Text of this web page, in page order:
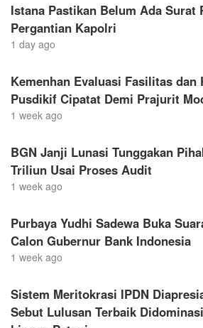
Istana Pastikan Belum Ada Surat
Pergantian Kapolri
1 day ago
Kemenhan Evaluasi Fasilitas dan
Pusdikif Cipatat Demi Prajurit
1 week ago
BGN Janji Lunasi Tunggakan
Triliun Usai Proses Audit
1 week ago
Purbaya Yudhi Sadewa Buka
Calon Gubernur Bank Indonesia
1 week ago
Sistem Meritokrasi IPDN
Sebut Lulusan Terbaik